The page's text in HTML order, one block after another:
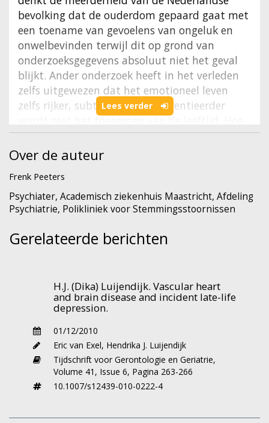
Lees verder
bevolking dat de ouderdom gepaard gaat met
een toename van gevoelens van ongeluk en
onwelbevinden terwijl dit op grond van
onderzoeksgegevens absoluut niet het geval
blijkt. Ander onderzoek heeft in het verleden
zelfs uitgewezen dat het emotioneel leven
zelfs rijker, subtieler en gedifferentieerder
wordt met het toenemen van de leeftijd. Hoe
zit het dan als de oudere mens psychiatrische
problemen krijgt? Eind jaren ’80, ten tijde van
psychotherapeutische literatuur nog wel dat
ouderdom een contra-indicatie voor
inzichtgevende psychotherapie zou zijn.
vaak beschouwd als minder goed
met gebreken maar ook met slecht
beïnvloedbare psychiatrische ellende.
passie voor zijn onderwerp vanaf druipt, een
onderzoek naar de medicamenteuze
behandeling van depressies bij ouderen met
name bij degenen die op eerdere behandeling
Over de auteur
Frenk Peeters
Psychiater, Academisch ziekenhuis Maastricht, Afdeling
Psychiatrie, Polikliniek voor Stemmingsstoornissen
Gerelateerde berichten
H.J. (Dika) Luijendijk. Vascular heart
and brain disease and incident late-life
depression.
01/12/2010
Eric van Exel, Hendrika J. Luijendijk
Tijdschrift voor Gerontologie en Geriatrie,
Volume 41, Issue 6, Pagina 263-266
10.1007/s12439-010-0222-4